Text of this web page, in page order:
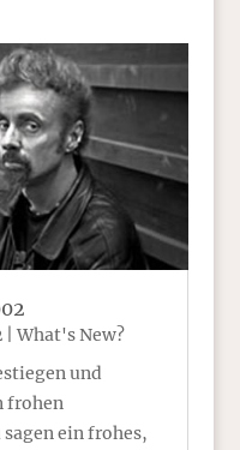
|What's New?
und
frohen
ein frohes,